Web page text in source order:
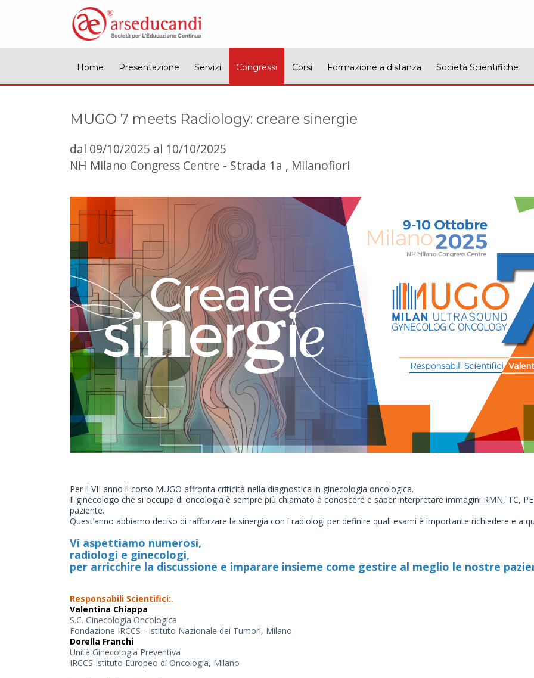
Home Presentazione Servizi Congressi Corsi Formazione a distanza Società Scientifiche
MUGO 7 meets Radiology: creare sinergie
dal 09/10/2025 al 10/10/2025
NH Milano Congress Centre - Strada 1a , Milanofiori
Per il VII anno il corso MUGO affronta criticità nella diagnostica in ginecologia oncologica.
Il ginecologo che si occupa di oncologia è sempre più chiamato a conoscere e saper interpretare immagini RMN, TC,
paziente.
Quest’anno abbiamo deciso di rafforzare la sinergia con i radiologi per definire quali esami è importante richiedere e a
Vi aspettiamo numerosi,
radiologi e ginecologi,
per arricchire la discussione e imparare insieme come gestire al meglio le nostre
Responsabili Scientifici:.
Valentina Chiappa
S.C. Ginecologia Oncologica
Fondazione IRCCS - Istituto Nazionale dei Tumori, Milano
Dorella Franchi
Unità Ginecologia Preventiva
IRCCS Istituto Europeo di Oncologia, Milano